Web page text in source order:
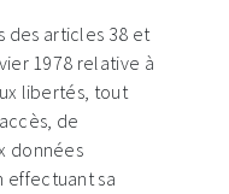
des articles 38 et
1978 relative à
libertés, tout
de
données
effectuant sa